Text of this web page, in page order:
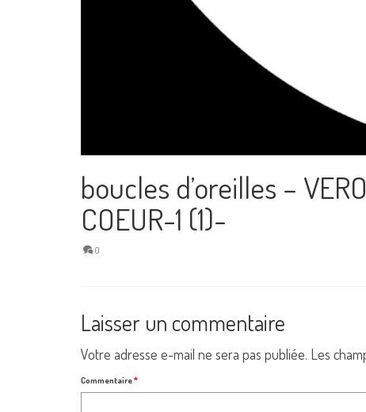
boucles d’oreilles –
COEUR-1 (1)-
0
Laisser un commentaire
Votre adresse e-mail ne sera pas publiée. Les
Commentaire*